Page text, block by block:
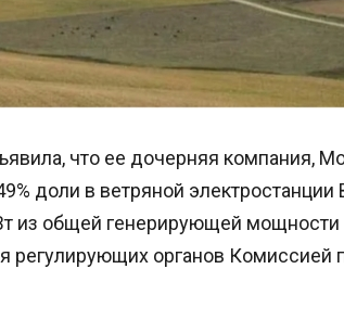
что ее дочерняя компания,
доли в ветряной электростанции
из общей генерирующей
регулирующих органов